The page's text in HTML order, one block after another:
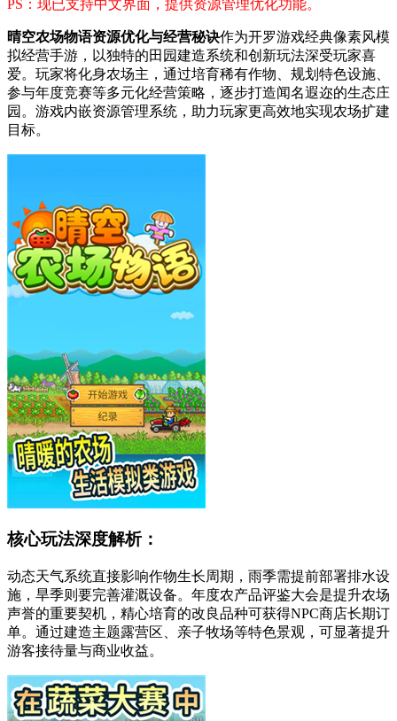
PS：现已支持中文界面，提供资源管理优化功能。
晴空农场物语资源优化与经营秘诀作为开罗游戏经典像素风模
拟经营手游，以独特的田园建造系统和创新玩法深受玩家喜
爱。玩家将化身农场主，通过培育稀有作物、规划特色设施、
参与年度竞赛等多元化经营策略，逐步打造闻名遐迩的生态庄
园。游戏内嵌资源管理系统，助力玩家更高效地实现农场扩建
目标。
核心玩法深度解析：
动态天气系统直接影响作物生长周期，雨季需提前部署排水设
施，旱季则要完善灌溉设备。年度农产品评鉴大会是提升农场
声誉的重要契机，精心培育的改良品种可获得NPC商店长期订
单。通过建造主题露营区、亲子牧场等特色景观，可显著提升
游客接待量与商业收益。